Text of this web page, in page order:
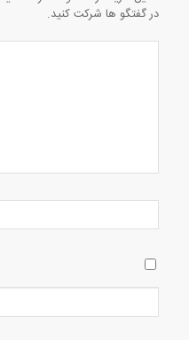
در گفتگو ها شرکت کنید.